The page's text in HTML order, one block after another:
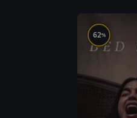
62%